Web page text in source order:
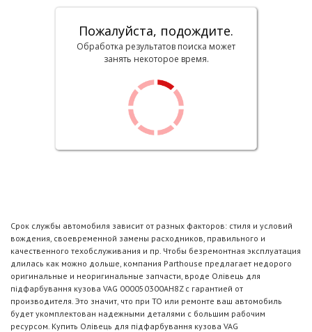
Пожалуйста, подождите.
Обработка результатов поиска может
занять некоторое время.
Срок службы автомобиля зависит от разных факторов: стиля и условий
вождения, своевременной замены расходников, правильного и
качественного техобслуживания и пр. Чтобы безремонтная эксплуатация
длилась как можно дольше, компания Parthouse предлагает недорого
оригинальные и неоригинальные запчасти, вроде Олівець для
підфарбування кузова VAG 000050300AH8Z с гарантией от
производителя. Это значит, что при ТО или ремонте ваш автомобиль
будет укомплектован надежными деталями с большим рабочим
ресурсом. Купить Олівець для підфарбування кузова VAG